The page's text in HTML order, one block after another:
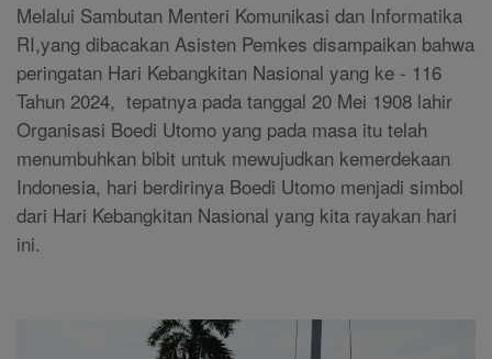
Melalui Sambutan Menteri Komunikasi dan Informatika
RI,yang dibacakan Asisten Pemkes disampaikan bahwa
peringatan Hari Kebangkitan Nasional yang ke - 116
Tahun 2024, tepatnya pada tanggal 20 Mei 1908 lahir
Organisasi Boedi Utomo yang pada masa itu telah
menumbuhkan bibit untuk mewujudkan kemerdekaan
Indonesia, hari berdirinya Boedi Utomo menjadi simbol
dari Hari Kebangkitan Nasional yang kita rayakan hari
ini.